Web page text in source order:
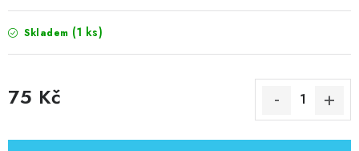
Skladem (1 ks)
75 Kč